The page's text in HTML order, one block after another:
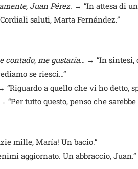
Juan Pérez. → “In attesa di
saluti, Marta Fernández.”
contado, me gustaría… → “In sintesi,
se riesci…”
“Riguardo a quello che vi ho detto,
→ “Per tutto questo, penso che
mille, María! Un bacio.”
aggiornato. Un abbraccio, Juan.”